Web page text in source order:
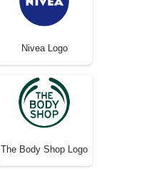
Nivea Logo
The Body Shop Logo